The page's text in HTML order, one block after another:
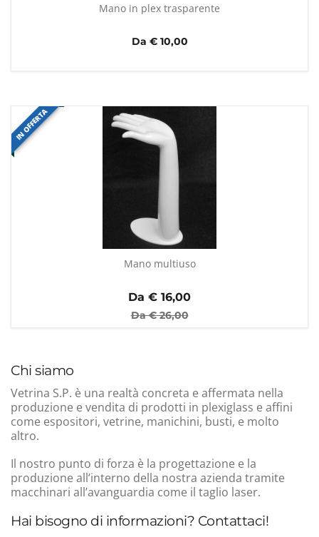
Hai bisogno di informazioni? Contattaci!
Chi siamo
Vetrina S.P. è una realtà concreta e affermata nella
produzione e vendita di prodotti in plexiglass e affini
come espositori, vetrine, manichini, busti, e molto
altro.
Il nostro punto di forza è la progettazione e la
produzione all’interno della nostra azienda tramite
macchinari all’avanguardia come il taglio laser.
Mano in plex trasparente
Da € 10,00
IN OFFERTA
Mano multiuso
Da € 16,00
Da €26,00